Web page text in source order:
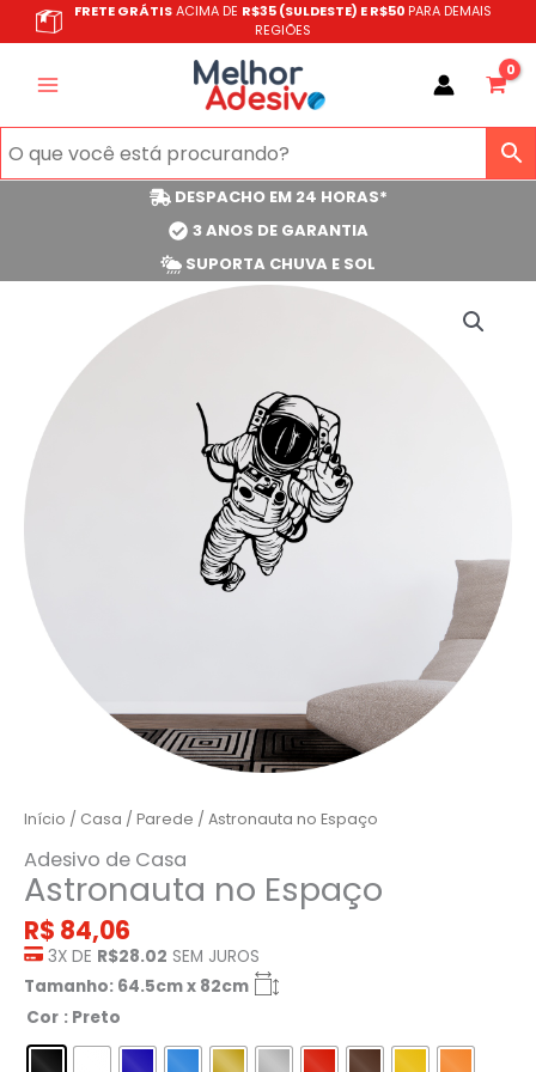
para
FRETE GRÁTISACIMA DE R$35 (SULDESTE) E R$50 PARA DEMAIS
REGIÕES
DESPACHO EM 24 HORAS*
3 ANOS DE GARANTIA
SUPORTA CHUVA E SOL
Início / Casa / Parede / Astronauta no Espaço
Adesivo de Casa
Astronauta no Espaço
R$ 84,06
3X DE R$28.02 SEM JUROS
Tamanho: 64.5cm x 82cm
Cor : Preto